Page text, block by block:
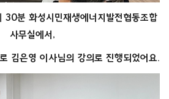
분 화성시민재생에너지발전협동조합
사무실에서,
김은영 이사님의 강의로 진행되었어요.